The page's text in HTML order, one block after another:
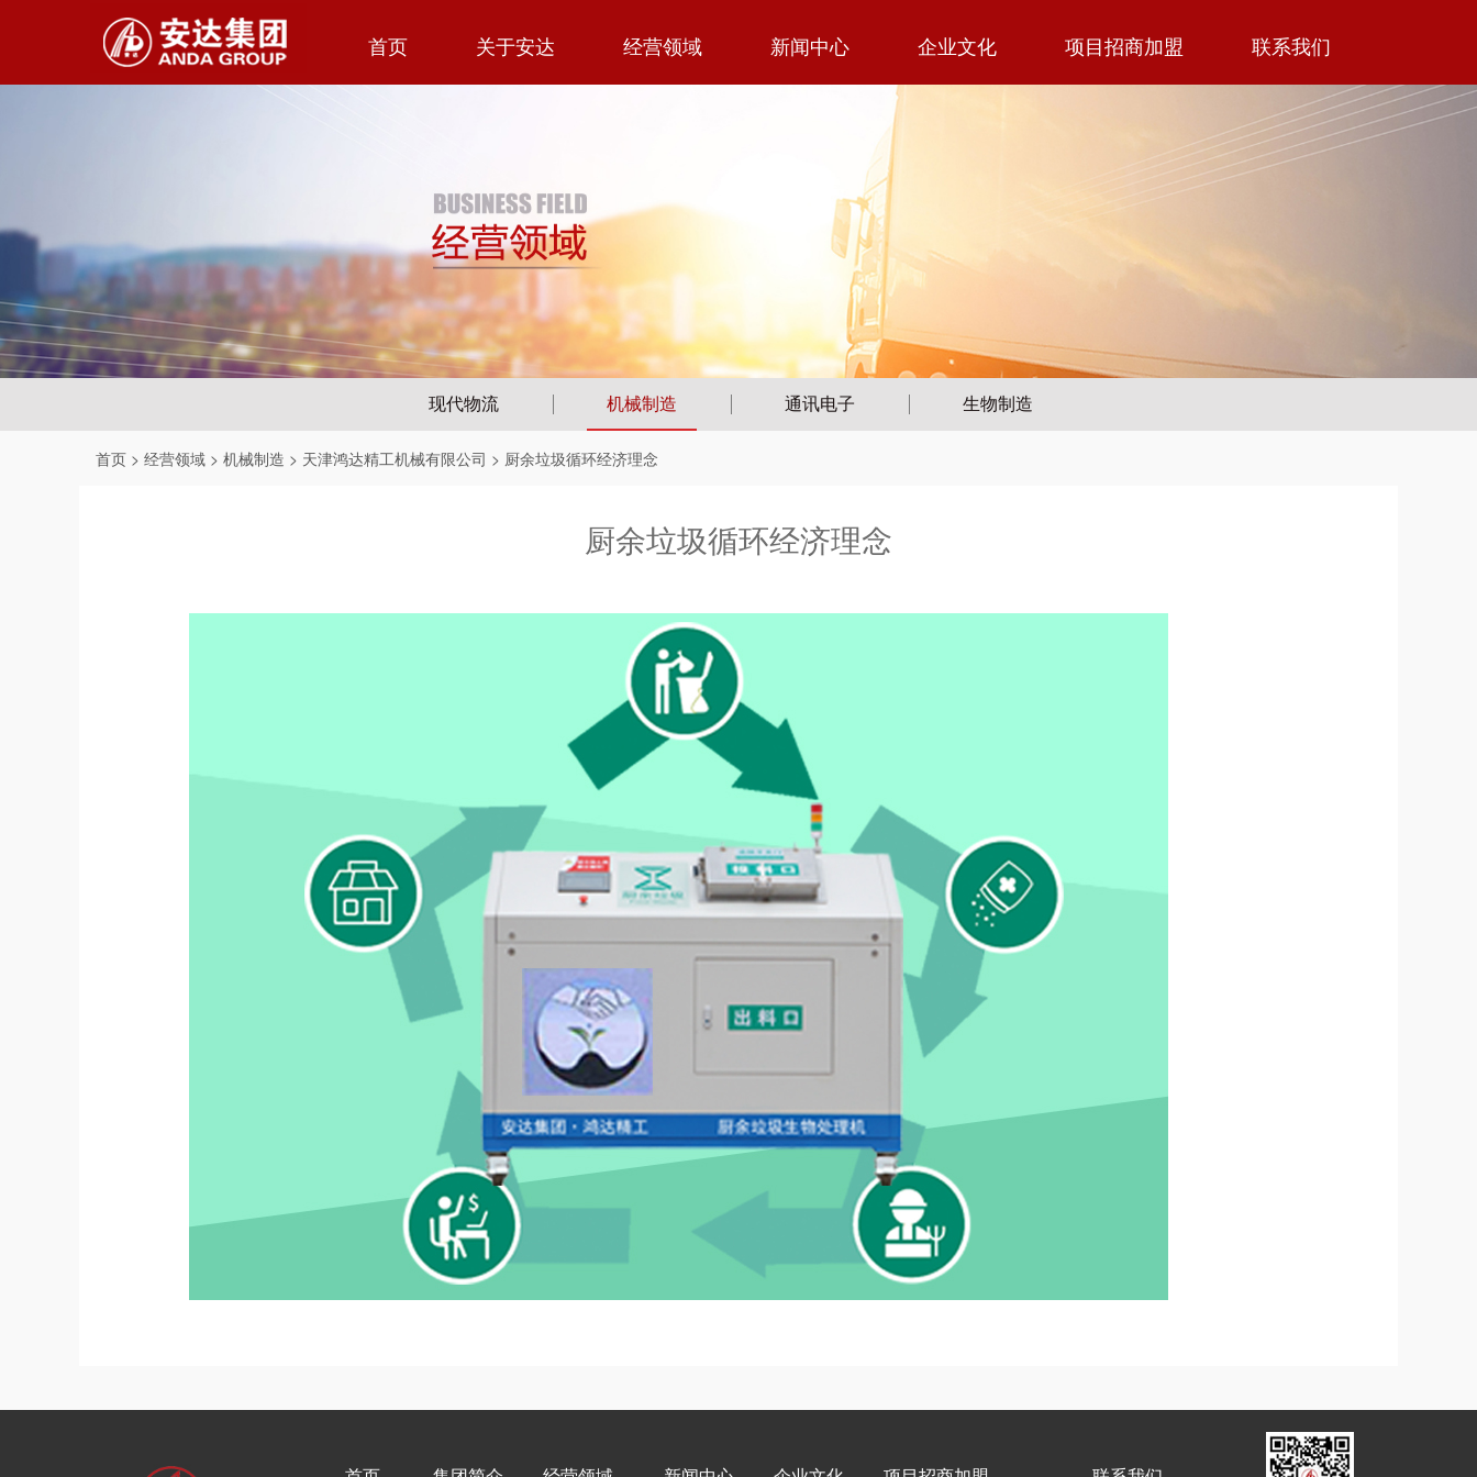
首页 关于安达 经营领域 新闻中心 企业文化 项目招商加盟 联系我们
现代物流 机械制造 通讯电子 生物制造
首页 > 经营领域 > 机械制造 > 天津鸿达精工机械有限公司 > 厨余垃圾循环经济理念
厨余垃圾循环经济理念